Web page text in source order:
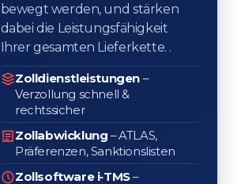
bewegt werden, und stärken
dabei die Leistungsfähigkeit
Ihrer gesamten Lieferkette. .
Zolldienstleistungen –
Verzollung schnell &
rechtssicher
Zollabwicklung – ATLAS,
Präferenzen, Sanktionslisten
Zollsoftware i‑TMS–